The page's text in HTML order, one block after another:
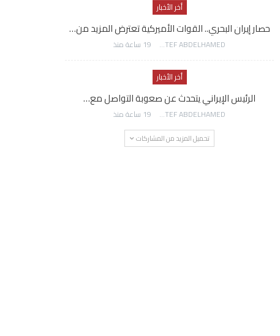
أخر الأخبار
حصار إيران البحري.. القوات الأميركية تعترض المزيد من…
AWATEF ABDELHAMED 19 ساعة منذ
أخر الأخبار
الرئيس الإيراني يتحدث عن صعوبة التواصل مع…
AWATEF ABDELHAMED 19 ساعة منذ
تحميل المزيد من المشاركات